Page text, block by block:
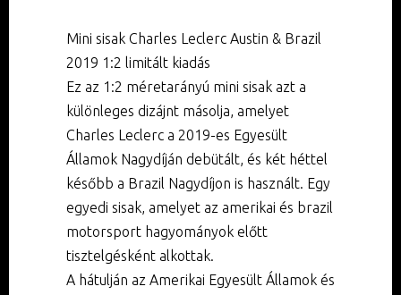
Mini sisak Charles Leclerc Austin & Brazil
2019 1:2 limitált kiadás
Ez az 1:2 méretarányú mini sisak azt a
különleges dizájnt másolja, amelyet
Charles Leclerc a 2019-es Egyesült
Államok Nagydíján debütált, és két héttel
később a Brazil Nagydíjon is használt. Egy
egyedi sisak, amelyet az amerikai és brazil
motorsport hagyományok előtt
tisztelgésként alkottak.
A hátulján az Amerikai Egyesült Államok és